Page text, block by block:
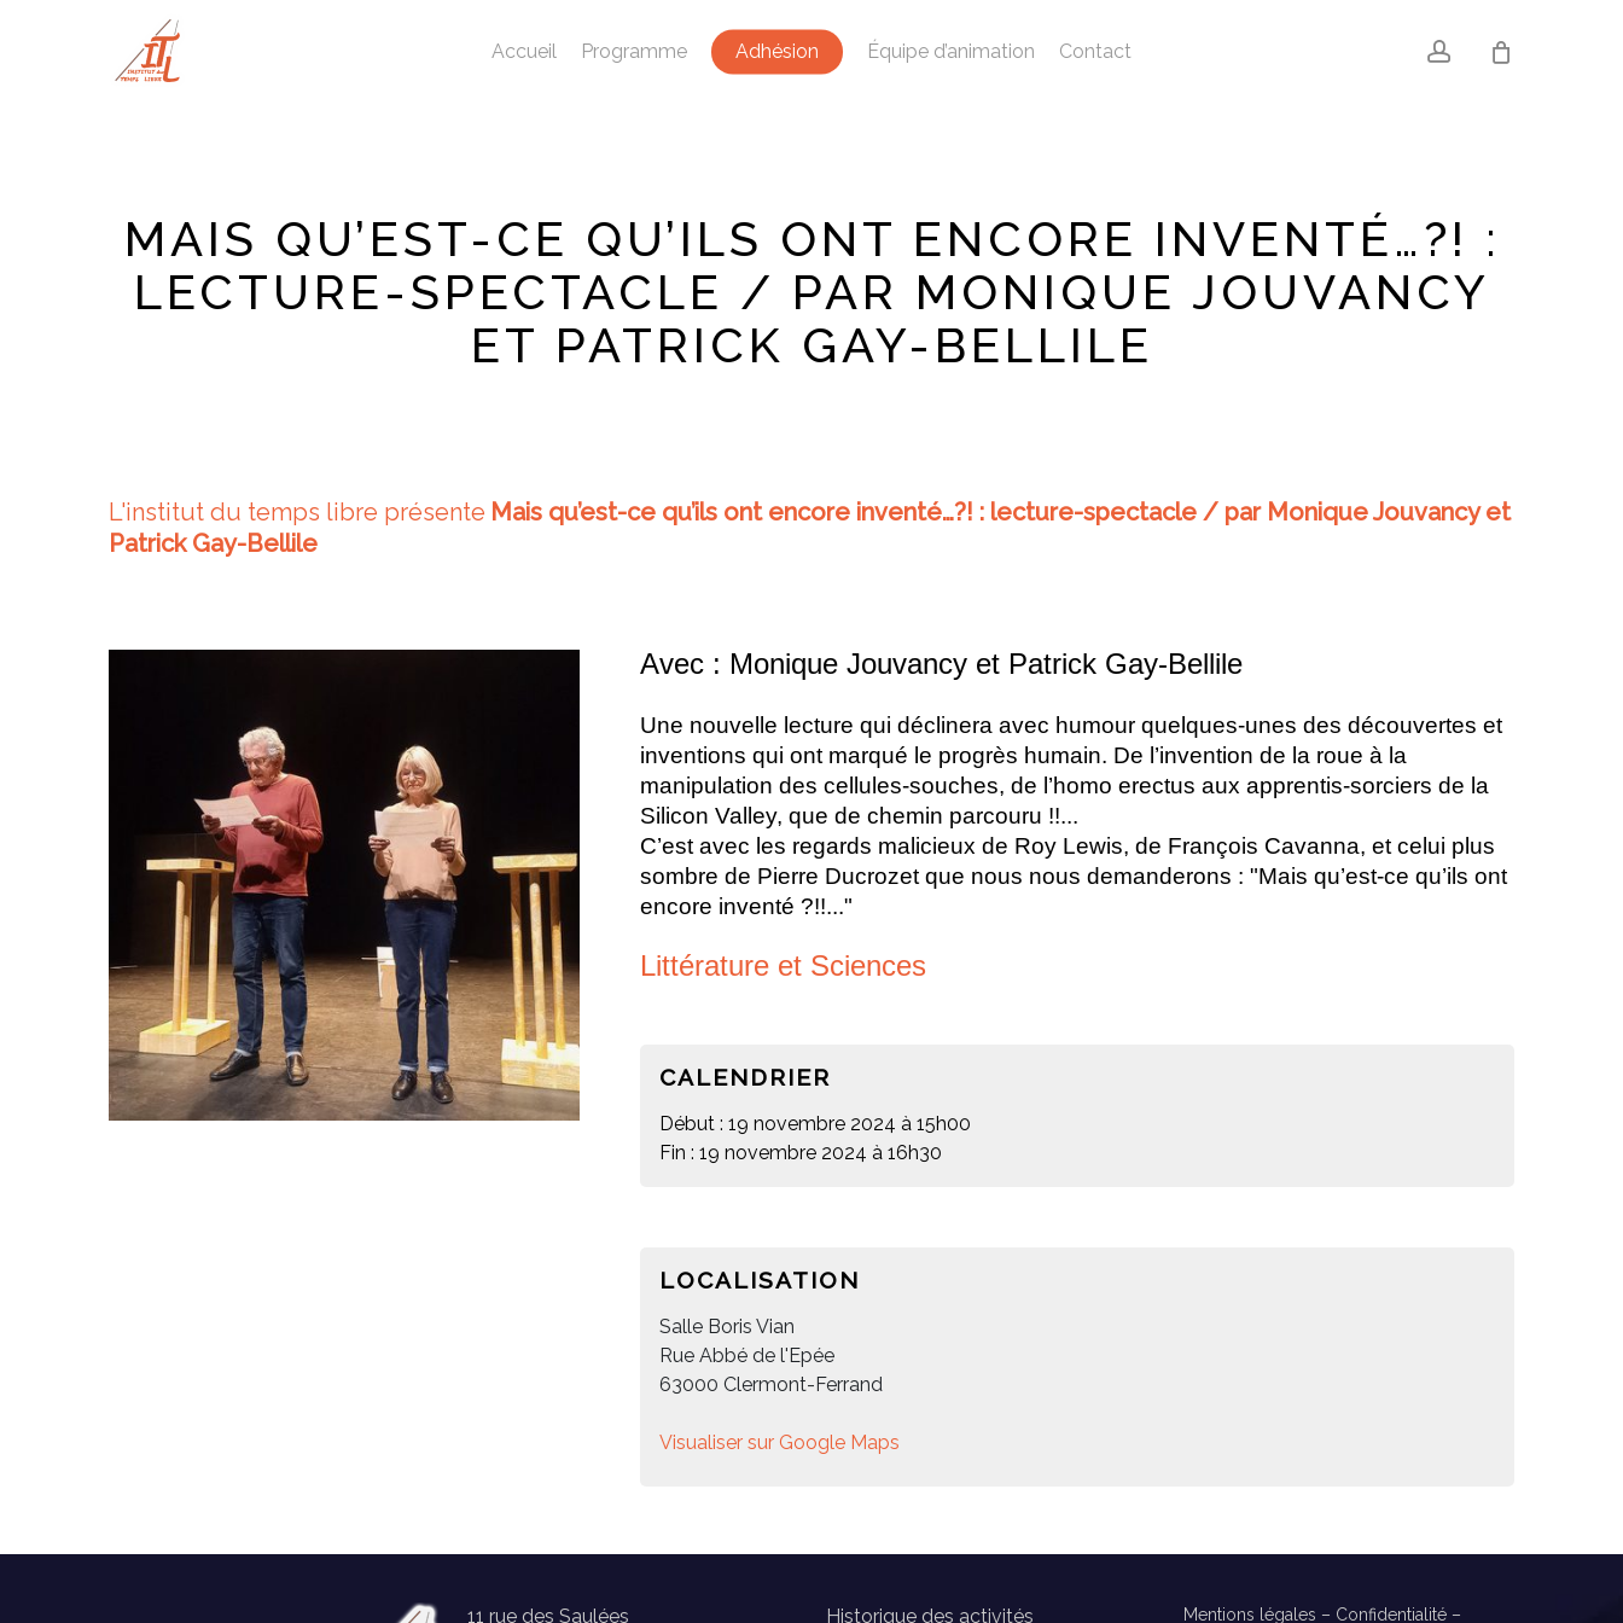
Accueil Programme Adhésion Équipe d’animation Contact account
MAIS QU’EST-CE QU’ILS ONT ENCORE INVENTÉ…?! :
LECTURE-SPECTACLE / PAR MONIQUE JOUVANCY
ET PATRICK GAY-BELLILE
L'institut du temps libre présente Mais qu’est-ce qu’ils ont encore inventé…?! : lecture-spectacle / par Monique Jouvancy et
Patrick Gay-Bellile
Avec : Monique Jouvancy et Patrick Gay-Bellile
Une nouvelle lecture qui déclinera avec humour quelques-unes des découvertes et
inventions qui ont marqué le progrès humain. De l’invention de la roue à la
manipulation des cellules-souches, de l’homo erectus aux apprentis-sorciers de la
Silicon Valley, que de chemin parcouru !!...
C’est avec les regards malicieux de Roy Lewis, de François Cavanna, et celui plus
sombre de Pierre Ducrozet que nous nous demanderons : "Mais qu’est-ce qu’ils ont
encore inventé ?!!..."
Littérature et Sciences
CALENDRIER
Début : 19 novembre 2024 à 15h00
Fin : 19 novembre 2024 à 16h30
LOCALISATION
Salle Boris Vian
Rue Abbé de l'Epée
63000 Clermont-Ferrand
Visualiser sur Google Maps
11 rue des Saulées Historique des activités Mentions légales – Confidentialité –